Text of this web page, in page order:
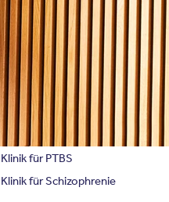
Suchtklinik
Klinik für Anorexie
Klinik für Erschöpfung
Klinik für Essstörung
Klinik für Mediensucht
Klinik für Psychose
Klinik für PTBS
Klinik für Schizophrenie